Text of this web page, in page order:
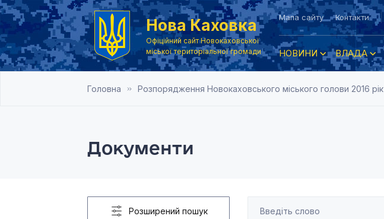
Нова Каховка
Офіційний сайт Новокаховської
міської територіальної громади
Мапа сайту Контакти
НОВИНИ ВЛАДА
Головна Розпорядження Новокаховського міського голови 2016 рік
Документи
Розширений пошук